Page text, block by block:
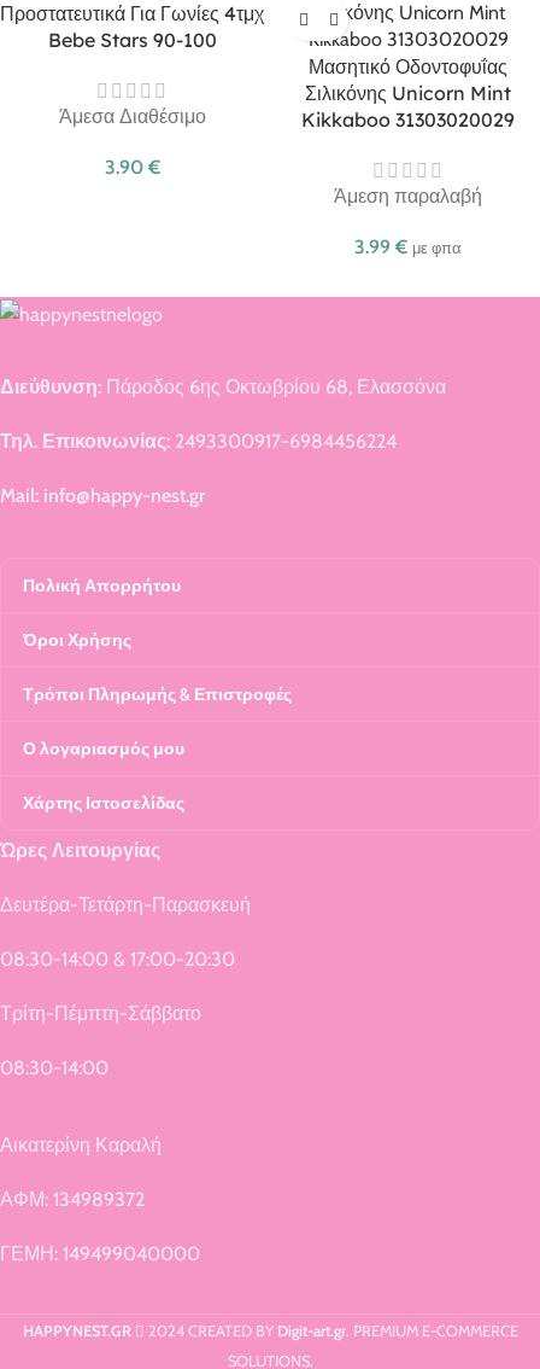
Προστατευτικά Για Γωνίες 4τμχ
Bebe Stars 90-100
Άμεσα Διαθέσιμο
3.90 €
Μασητικό Οδοντοφυΐας
Σιλικόνης Unicorn Mint
Kikkaboo 31303020029
Άμεση παραλαβή
3.99 € με φπα
Διεύθυνση: Πάροδος 6ης Οκτωβρίου 68, Ελασσόνα
Τηλ. Επικοινωνίας: 2493300917-6984456224
Mail: info@happy-nest.gr
Πολική Απορρήτου
Όροι Χρήσης
Τρόποι Πληρωμής & Επιστροφές
Ο λογαριασμός μου
Χάρτης Ιστοσελίδας
Ώρες Λειτουργίας
Δευτέρα-Τετάρτη-Παρασκευή
08:30-14:00 & 17:00-20:30
Τρίτη-Πέμπτη-Σάββατο
08:30-14:00
Αικατερίνη Καραλή
ΑΦΜ: 134989372
ΓΕΜΗ: 149499040000
HAPPYNEST.GR 2024 CREATED BY Digit-art.gr. PREMIUM E-COMMERCE
SOLUTIONS.